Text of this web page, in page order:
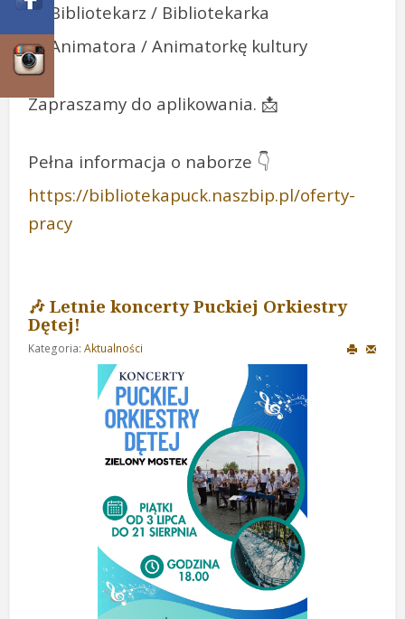
🔹 Bibliotekarz / Bibliotekarka
🔹 Animatora / Animatorkę kultury
Zapraszamy do aplikowania. 📩
Pełna informacja o naborze 👇
https://bibliotekapuck.naszbip.pl/oferty-
pracy
🎶 Letnie koncerty Puckiej Orkiestry
Dętej!
Kategoria: Aktualności